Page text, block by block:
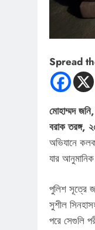
Spread
মোহাম্মদ জনি,
বরাক তরঙ্গ,
অভিযানে
যার
পুলিশ সূত্রে
সুশীল
পরে সেগুলি